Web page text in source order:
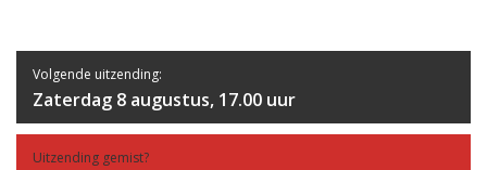
Volgende uitzending:
Zaterdag 8 augustus, 17.00 uur
Uitzending gemist?